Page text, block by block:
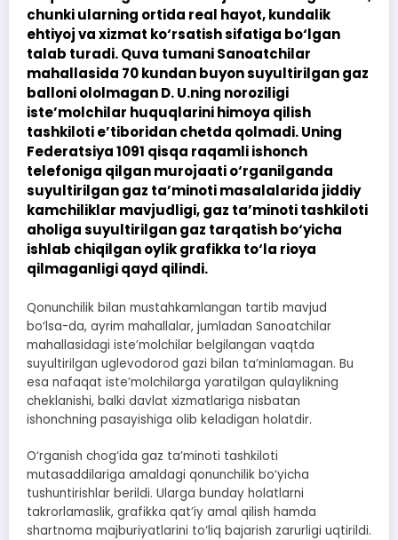
chunki ularning ortida real hayot, kundalik
ehtiyoj va xizmat ko‘rsatish sifatiga bo‘lgan
talab turadi. Quva tumani Sanoatchilar
mahallasida 70 kundan buyon suyultirilgan gaz
balloni ololmagan D. U.ning noroziligi
iste’molchilar huquqlarini himoya qilish
tashkiloti e’tiboridan chetda qolmadi. Uning
Federatsiya 1091 qisqa raqamli ishonch
telefoniga qilgan murojaati o‘rganilganda
suyultirilgan gaz ta’minoti masalalarida jiddiy
kamchiliklar mavjudligi, gaz ta’minoti tashkiloti
aholiga suyultirilgan gaz tarqatish bo‘yicha
ishlab chiqilgan oylik grafikka to‘la rioya
qilmaganligi qayd qilindi.
Qonunchilik bilan mustahkamlangan tartib mavjud
bo‘lsa-da, ayrim mahallalar, jumladan Sanoatchilar
mahallasidagi iste’molchilar belgilangan vaqtda
suyultirilgan uglevodorod gazi bilan ta’minlamagan. Bu
esa nafaqat iste’molchilarga yaratilgan qulaylikning
cheklanishi, balki davlat xizmatlariga nisbatan
ishonchning pasayishiga olib keladigan holatdir.
O‘rganish chog‘ida gaz ta’minoti tashkiloti
mutasaddilariga amaldagi qonunchilik bo‘yicha
tushuntirishlar berildi. Ularga bunday holatlarni
takrorlamaslik, grafikka qat’iy amal qilish hamda
shartnoma majburiyatlarini to‘liq bajarish zarurligi uqtirildi.